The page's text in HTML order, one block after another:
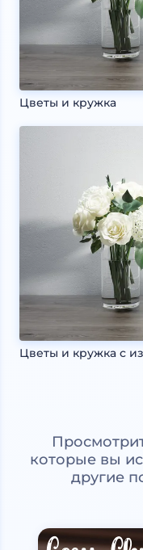
Цветы и кружка
Цветы и кружка с
которые вы
другие